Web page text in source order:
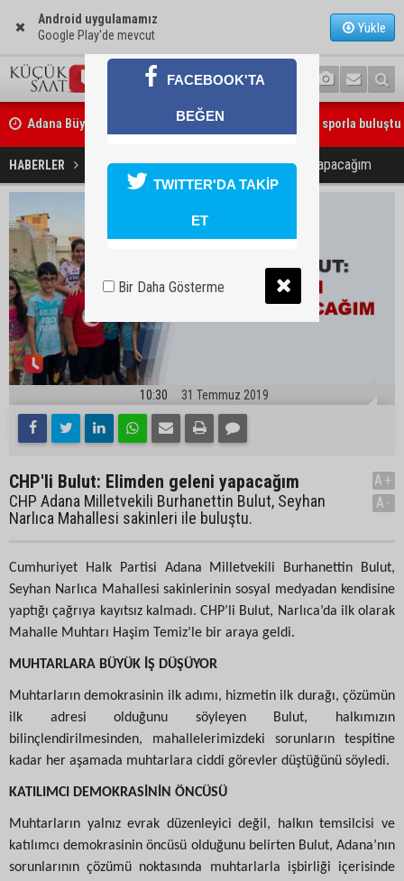
Android uygulamamız
Google Play'de mevcut
Yükle
Adana Büyükşehir Yaz Spor Okulları’nda 30 bin çocuk sporla buluştu
Beşiktaş dosyasında iki tahliye: Özcan Zenger ve Utku Caner
bırakıldı
HABERLER GÜNDEM CHP'li Bulut: Elimden geleni yapacağım
10:30 31 Temmuz 2019
CHP'li Bulut: Elimden geleni yapacağım
CHP Adana Milletvekili Burhanettin Bulut, Seyhan
Narlıca Mahallesi sakinleri ile buluştu.
A+
A-
Cumhuriyet Halk Partisi Adana Milletvekili Burhanettin Bulut,
Seyhan Narlıca Mahallesi sakinlerinin sosyal medyadan kendisine
yaptığı çağrıya kayıtsız kalmadı. CHP’li Bulut, Narlıca’da ilk olarak
Mahalle Muhtarı Haşim Temiz’le bir araya geldi.
MUHTARLARA BÜYÜK İŞ DÜŞÜYOR
Muhtarların demokrasinin ilk adımı, hizmetin ilk durağı, çözümün
ilk adresi olduğunu söyleyen Bulut, halkımızın
bilinçlendirilmesinden, mahallelerimizdeki sorunların tespitine
kadar her aşamada muhtarlara ciddi görevler düştüğünü söyledi.
KATILIMCI DEMOKRASİNİN ÖNCÜSÜ
Muhtarların yalnız evrak düzenleyici değil, halkın temsilcisi ve
katılımcı demokrasinin öncüsü olduğunu belirten Bulut, Adana’nın
sorunlarının çözümü noktasında muhtarlarla işbirliği içerisinde
FACEBOOK'TA
BEĞEN
TWITTER'DA TAKİP
ET
Bir Daha Gösterme